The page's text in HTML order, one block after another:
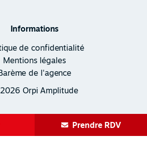
Informations
de confidentialité
Mentions légales
de l'agence
Orpi Amplitude
Prendre RDV